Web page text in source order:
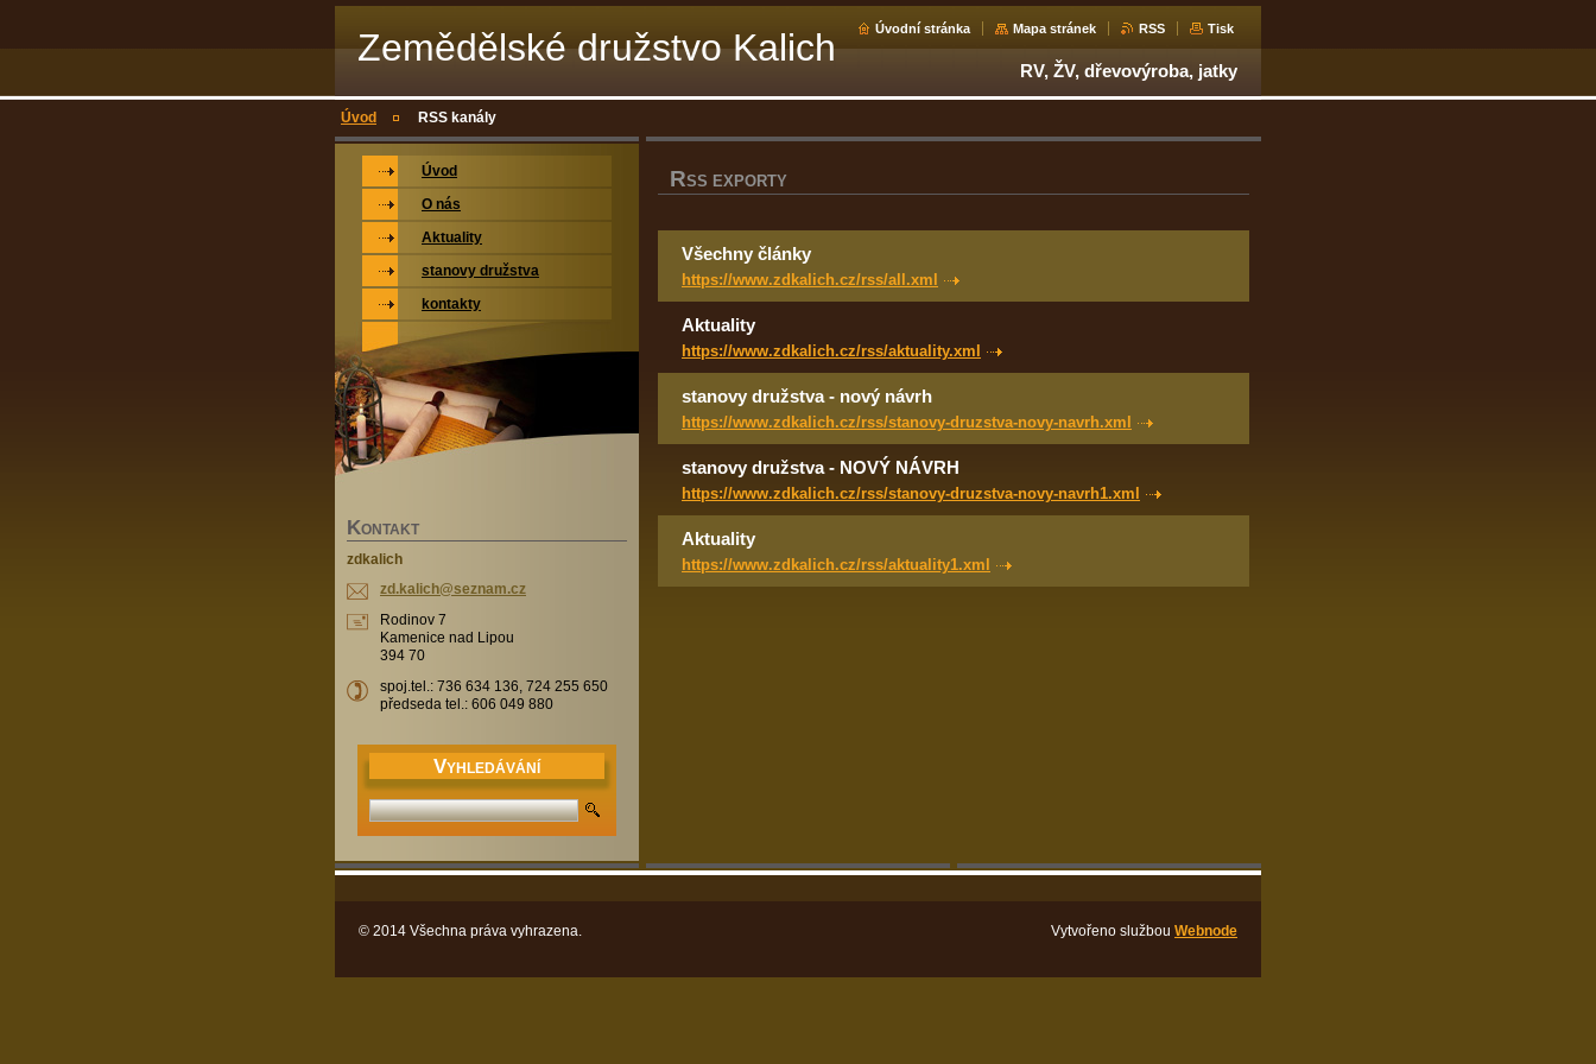
Zemědělské družstvo Kalich Úvodní stránka Mapa stránek RSS Tisk
RV, ŽV, dřevovýroba, jatky
Úvod RSS kanály
RSS EXPORTY
Všechny články
https://www.zdkalich.cz/rss/all.xml
Aktuality
https://www.zdkalich.cz/rss/aktuality.xml
stanovy družstva - nový návrh
https://www.zdkalich.cz/rss/stanovy-druzstva-novy-navrh.xml
stanovy družstva - NOVÝ NÁVRH
https://www.zdkalich.cz/rss/stanovy-druzstva-novy-navrh1.xml
Aktuality
https://www.zdkalich.cz/rss/aktuality1.xml
Úvod
O nás
Aktuality
stanovy družstva
kontakty
KONTAKT
zdkalich
zd.kalic h@seznam.cz
Rodinov 7
Kamenice nad Lipou
394 70
spoj.tel.: 736 634 136, 724 255 650
předseda tel.: 606 049 880
VYHLEDÁVÁNÍ
© 2014 Všechna práva vyhrazena. Vytvořeno službou Webnode